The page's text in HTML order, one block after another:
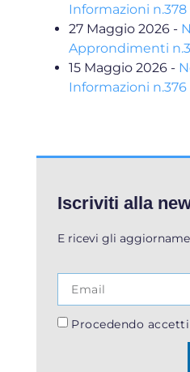
Informazioni
27 Maggio 2026 -
Approndimenti
15 Maggio 2026 -
Informazioni n.376
Iscriviti alla
E ricevi gli
Procedendo